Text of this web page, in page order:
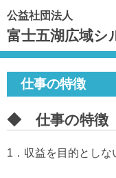
公益社団法人
富士五湖広域シ
仕事の特徴
◆ 仕事の特徴
1．収益を目的としな